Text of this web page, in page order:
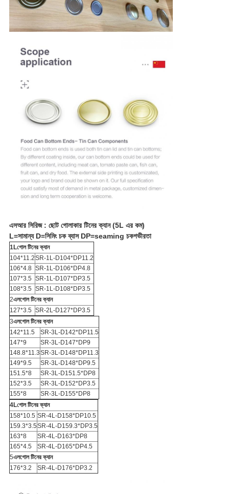
এসআর সিরিজ : ছোট গোলাকার টিনের ক্যান (5L এর কম)
L=সামান্য D=সিমিং চক ব্যাস DP=seaming চকগভীরতা
1Lগোল টিনের ক্যান
104*11.2SR-1L-D104*DP11.2
106*4.8 SR-1L-D106*DP4.8
107*3.5 SR-1L-D107*DP3.5
108*3.5 SR-1L-D108*DP3.5
2এলগোল টিনের ক্যান
127*3.5 SR-2L-D127*DP3.5
3এলগোল টিনের ক্যান
142*11.5
SR-3L-D142*DP11.5
147*9
SR-3L-D147*DP9
148.8*11.3SR-3L-D148*DP11.3
149*9.5
SR-3L-D148*DP9.5
151.5*8
SR-3L-D151.5*DP8
152*3.5
SR-3L-D152*DP3.5
155*8
SR-3L-D155*DP8
4Lগোল টিনের ক্যান
158*10.5 SR-4L-D158*DP10.5
159.3*3.5SR-4L-D159.3*DP3.5
163*8
SR-4L-D163*DP8
165*4.5
SR-4L-D165*DP4.5
5এলগোল টিনের ক্যান
176*3.2
SR-4L-D176*DP3.2